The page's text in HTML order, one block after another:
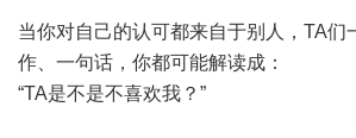
当你对自己的认可都来自于别人，TA们
作、一句话，你都可能解读成：
“TA是不是不喜欢我？”